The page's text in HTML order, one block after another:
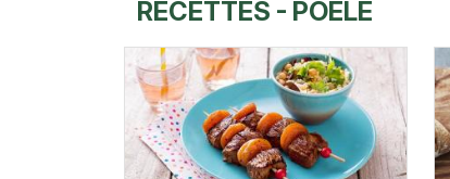
RECETTES - POÊLÉ